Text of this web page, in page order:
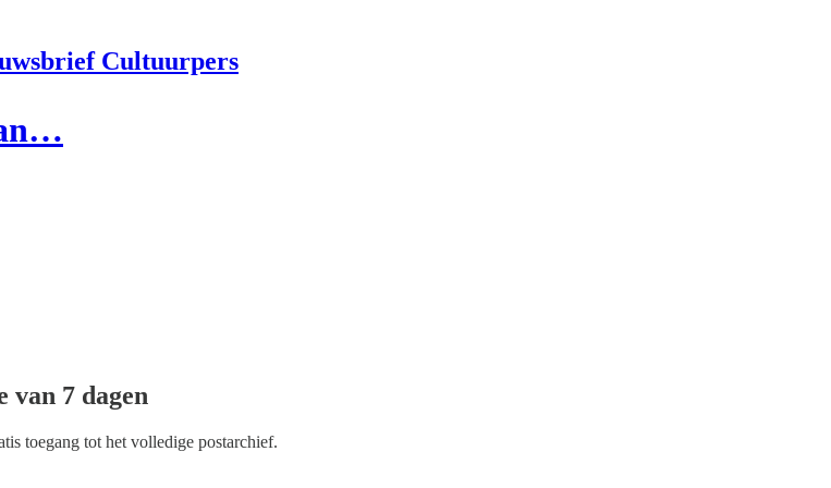
Cultuurpers
van 7 dagen
toegang tot het volledige postarchief.